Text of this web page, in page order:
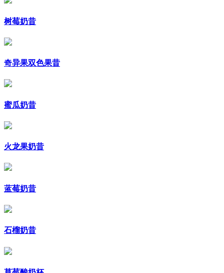
树莓奶昔
奇异果双色果昔
蜜瓜奶昔
火龙果奶昔
蓝莓奶昔
石榴奶昔